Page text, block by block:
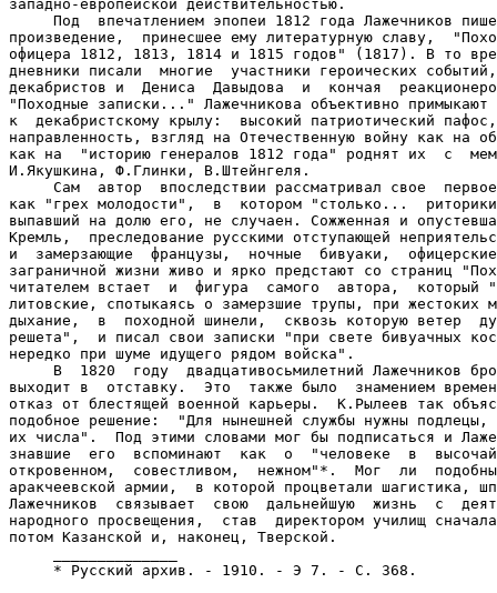
западно-европейской действительностью.
Под  впечатлением эпопеи 1812 года Лажечников
произведение,  принесшее ему литературную славу,
офицера 1812, 1813, 1814 и 1815 годов" (1817). В то
дневники писали  многие  участники героических
декабристов и  Дениса  Давыдова  и  кончая
"Походные записки..." Лажечникова объективно
к  декабристскому крылу:  высокий патриотический
направленность, взгляд на Отечественную войну как на
как на  "историю генералов 1812 года" роднят их  с
И.Якушкина, Ф.Глинки, В.Штейнгеля.
Сам  автор  впоследствии рассматривал свое
как "грех молодости",  в  котором "столько...
выпавший на долю его, не случаен. Сожженная и
Кремль,  преследование русскими отступающей
и  замерзающие  французы,  ночные  бивуаки,
заграничной жизни живо и ярко предстают со страниц
читателем встает  и  фигура  самого  автора,  который
литовские, спотыкаясь о замерзшие трупы, при жестоких
дыхание,  в  походной шинели,  сквозь которую ветер
решета",  и писал свои записки "при свете бивуачных
нередко при шуме идущего рядом войска".
В  1820  году  двадцативосьмилетний Лажечников
выходит в  отставку.  Это  также было  знамением
отказ от блестящей военной карьеры.  К.Рылеев так
подобное решение:  "Для нынешней службы нужны
их числа".  Под этими словами мог бы подписаться и
знавшие  его  вспоминают  как  о  "человеке  в
откровенном,  совестливом,  нежном"*.  Мог  ли
аракчеевской армии,  в которой процветали шагистика,
Лажечников  связывает  свою  дальнейшую  жизнь  с
народного просвещения,  став  директором училищ
потом Казанской и, наконец, Тверской.
     * Русский архив. - 1910. - Э 7. - С. 368.